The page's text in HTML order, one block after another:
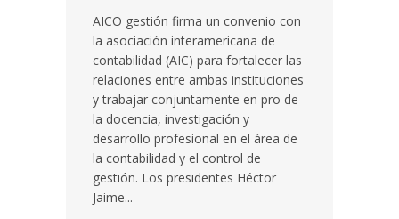
AICO gestión firma un convenio con
la asociación interamericana de
contabilidad (AIC) para fortalecer las
relaciones entre ambas instituciones
y trabajar conjuntamente en pro de
la docencia, investigación y
desarrollo profesional en el área de
la contabilidad y el control de
gestión. Los presidentes Héctor
Jaime...